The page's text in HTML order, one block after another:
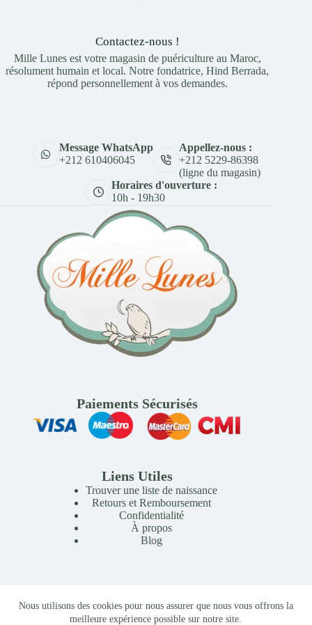
Nous utilisons des cookies pour nous assurer que nous vous offrons la
meilleure expérience possible sur notre site.
Contactez-nous !
Mille Lunes est votre magasin de puériculture au Maroc,
résolument humain et local. Notre fondatrice, Hind Berrada,
répond personnellement à vos demandes.
Message WhatsApp
+212 610406045
Appellez-nous :
+212 5229-86398
(ligne du magasin)
Horaires d'ouverture :
10h - 19h30
Paiements Sécurisés
Liens Utiles
Trouver une liste de naissance
Retours et Remboursement
Confidentialité
À propos
Blog
Copyright © 2026 Mille Lunes - Création du site :
Baptiste
-Conditions Générales de Vente